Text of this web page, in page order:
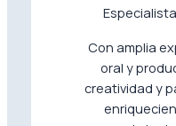
Con amplia
oral y
creatividad y